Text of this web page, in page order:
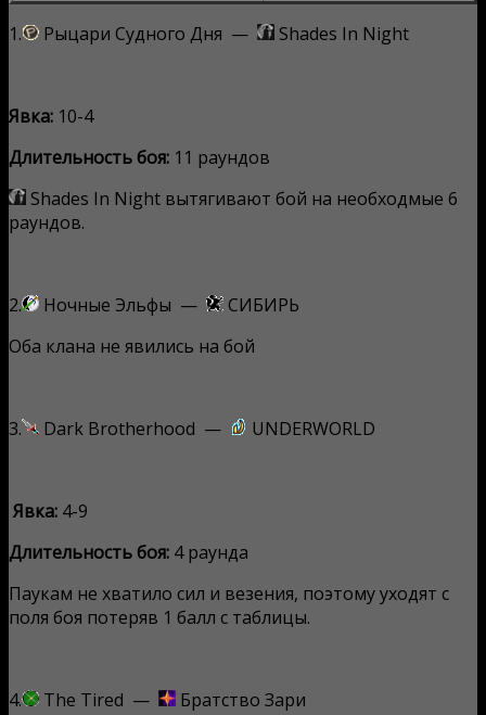
1.
Рыцари Судного Дня — Shades In Night
Явка: 10-4
Длительность боя: 11 раундов
Shades In Night вытягивают бой на необходмые 6
раундов.
2. Ночные Эльфы —
СИБИРЬ
Оба клана не явились на бой
3. Dark Brotherhood — UNDERWORLD
Явка: 4-9
Длительность боя: 4 раунда
Паукам не хватило сил и везения, поэтому уходят с
поля боя потеряв 1 балл с таблицы.
4. The Tired — Братство Зари